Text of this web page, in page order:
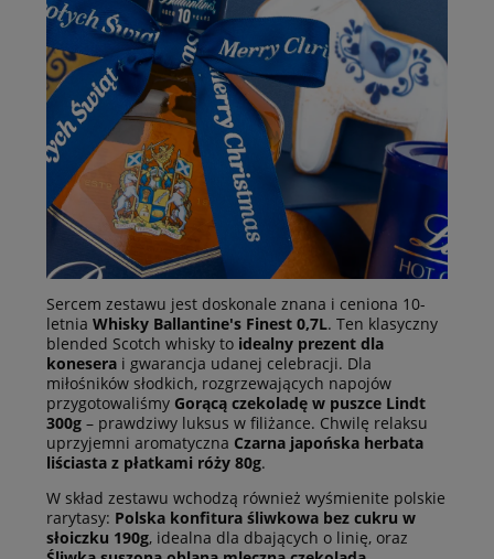
Sercem zestawu jest doskonale znana i ceniona 10-
letnia Whisky Ballantine's Finest 0,7L. Ten klasyczny
blended Scotch whisky to idealny prezent dla
konesera i gwarancja udanej celebracji. Dla
miłośników słodkich, rozgrzewających napojów
przygotowaliśmy Gorącą czekoladę w puszce Lindt
300g – prawdziwy luksus w filiżance. Chwilę relaksu
uprzyjemni aromatyczna Czarna japońska herbata
liściasta z płatkami róży 80g.
W skład zestawu wchodzą również wyśmienite polskie
rarytasy: Polska konfitura śliwkowa bez cukru w
słoiczku 190g, idealna dla dbających o linię, oraz